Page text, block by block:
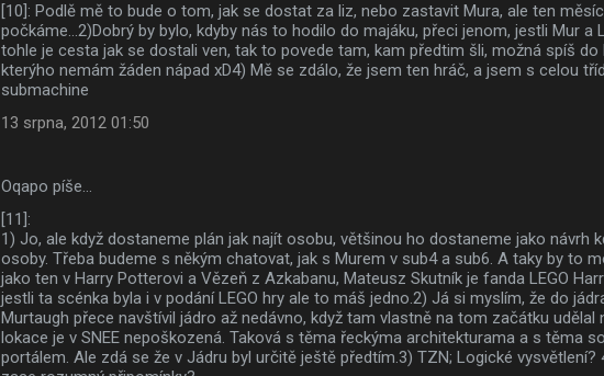
[10]: Podlě mě to bude o tom, jak se dostat za liz, nebo zastavit Mura, ale ten
počkáme...2)Dobrý by bylo, kdyby nás to hodilo do majáku, přeci jenom, jestli Mur a
tohle je cesta jak se dostali ven, tak to povede tam, kam předtim šli, možná spíš do
kterýho nemám žáden nápad xD4) Mě se zdálo, že jsem ten hráč, a jsem s celou
submachine
13 srpna, 2012 01:50
Oqapo píše…
[11]:
1) Jo, ale když dostaneme plán jak najít osobu, většinou ho dostaneme jako návrh
osoby. Třeba budeme s někým chatovat, jak s Murem v sub4 a sub6. A taky by to
jako ten v Harry Potterovi a Vězeň z Azkabanu, Mateusz Skutník je fanda LEGO
jestli ta scénka byla i v podání LEGO hry ale to máš jedno.2) Já si myslím, že do
Murtaugh přece navštívil jádro až nedávno, když tam vlastně na tom začátku udělal
lokace je v SNEE nepoškozená. Taková s těma řeckýma architekturama a s těma
portálem. Ale zdá se že v Jádru byl určitě ještě předtím.3) TZN; Logické vysvětlení?